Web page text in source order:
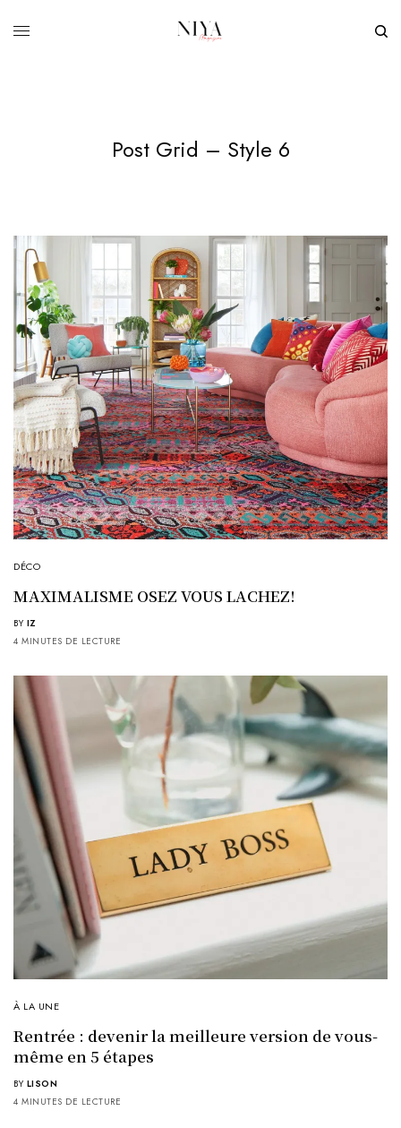
Post Grid – Style 6
DÉCO
MAXIMALISME OSEZ VOUS LACHEZ!
BY IZ
4 MINUTES DE LECTURE
À LA UNE
Rentrée : devenir la meilleure version de vous-
même en 5 étapes
BY LISON
4 MINUTES DE LECTURE